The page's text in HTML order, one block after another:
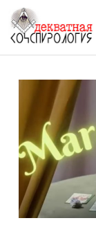
содержимому
Теории
Тайные
Власть
Деньги
Пороки
Криминал
Грязные
Здоровье